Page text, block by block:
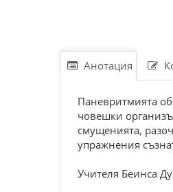
Анотация
Паневритмията
човешки
смущенията,
упражнения
Учителя Беинса